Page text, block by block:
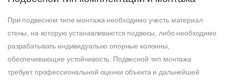
При подвесном типе монтажа необходимо учесть материал
стены, на которую устанавливаются подвесы, либо необходимо
разрабатывать индивидуально опорные колонны,
обеспечивающие устойчивость. Подвесной тип монтажа
требует профессиональной оценки объекта и дальнейшей